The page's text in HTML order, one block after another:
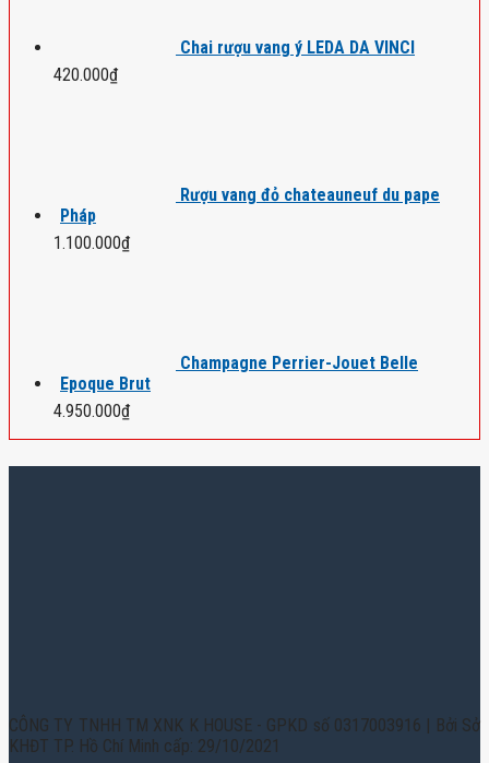
Chai rượu vang ý LEDA DA VINCI
420.000₫
Rượu vang đỏ chateauneuf du pape
Pháp
1.100.000₫
Champagne Perrier-Jouet Belle
Epoque Brut
4.950.000₫
CÔNG TY TNHH TM XNK K HOUSE - GPKD số 0317003916 | Bởi Sở
KHĐT TP. Hồ Chí Minh cấp: 29/10/2021